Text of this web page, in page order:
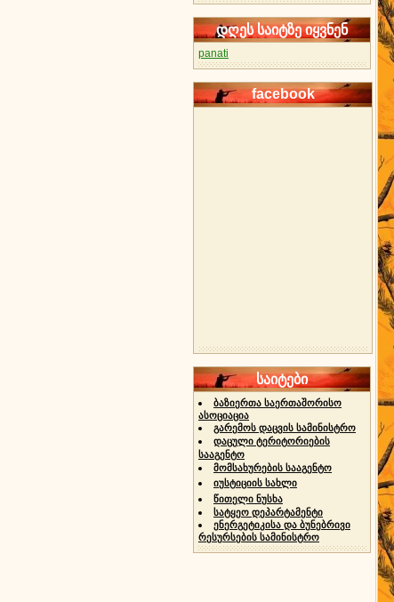
დღეს საიტზე იყვნენ
panati
facebook
საიტები
ბაზიერთა საერთაშორისო
ასოციაცია
გარემოს დაცვის სამინისტრო
დაცული ტერიტორიების
სააგენტო
მომსახურების სააგენტო
იუსტიციის სახლი
წითელი ნუსხა
სატყეო დეპარტამენტი
ენერგეტიკისა და ბუნებრივი
რესურსების სამინისტრო